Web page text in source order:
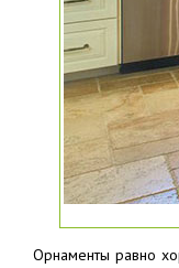
Орнаменты равно